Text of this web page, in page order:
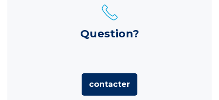
Question?
contacter